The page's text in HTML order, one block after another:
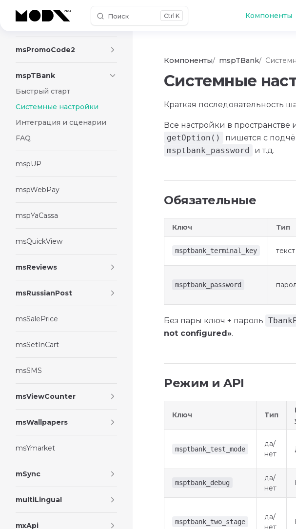
Skip to content Поиск K Компоненты
msPromoCode
msPromoCode2
mspTBank
Быстрый старт
Системные настройки
Интеграция и сценарии
FAQ
mspUP
mspWebPay
mspYaCassa
msQuickView
msReviews
msRussianPost
msSalePrice
msSetInCart
msSMS
msViewCounter
msWallpapers
msYmarket
mSync
multiLingual
mxApi
Компоненты mspTBank
Системные
Краткая последовательность
Все настройки в пространстве
getOption()
пишется с
msptbank_password
и т.д.
Обязательные
Ключ Тип
msptbank_terminal_key текст
msptbank_password
Без пары ключ + пароль
not configured».
Режим и API
Ключ Тип
msptbank_test_mode
да/
нет
msptbank_debug
да/
нет
msptbank_two_stage
да/
нет